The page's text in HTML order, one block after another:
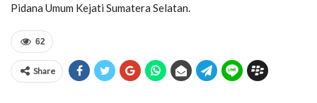
Pidana Umum Kejati Sumatera Selatan.
62
Share